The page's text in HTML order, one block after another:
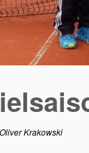
Oliver Krakowski